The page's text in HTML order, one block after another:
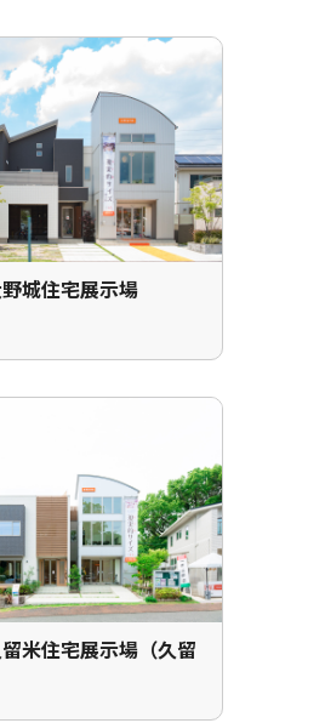
城住宅展示場
米住宅展示場（久留